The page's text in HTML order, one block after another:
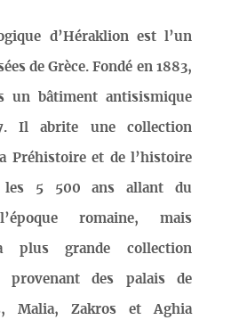
d’Héraklion est l’un
de Grèce. Fondé en 1883,
un bâtiment antisismique
Il abrite une collection
Préhistoire et de l’histoire
5 500 ans allant du
romaine, mais
plus grande collection
provenant des palais de
Malia, Zakros et Aghia